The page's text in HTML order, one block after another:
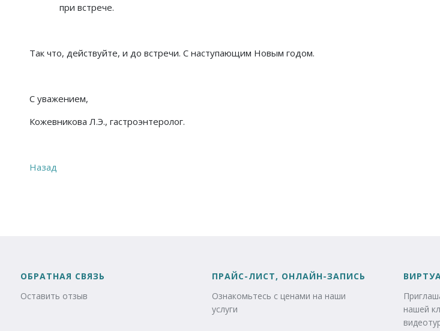
при встрече.
Так что, действуйте, и до встречи. С наступающим Новым годом.
С уважением,
Кожевникова Л.Э., гастроэнтеролог.
Назад
ОБРАТНАЯ СВЯЗЬ
Оставить отзыв
ПРАЙС-ЛИСТ, ОНЛАЙН-ЗАПИСЬ
Ознакомьтесь с ценами на наши
услуги
нашей